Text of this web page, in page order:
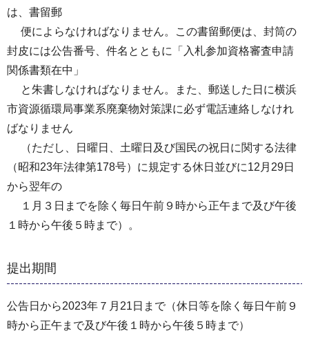
は、書留郵
便によらなければなりません。この書留郵便は、封筒の
封皮には公告番号、件名とともに「入札参加資格審査申請
関係書類在中」
と朱書しなければなりません。また、郵送した日に横浜
市資源循環局事業系廃棄物対策課に必ず電話連絡しなけれ
ばなりません
（ただし、日曜日、土曜日及び国民の祝日に関する法律
（昭和23年法律第178号）に規定する休日並びに12月29日
から翌年の
１月３日までを除く毎日午前９時から正午まで及び午後
１時から午後５時まで）。
提出期間
公告日から2023年７月21日まで（休日等を除く毎日午前９
時から正午まで及び午後１時から午後５時まで）